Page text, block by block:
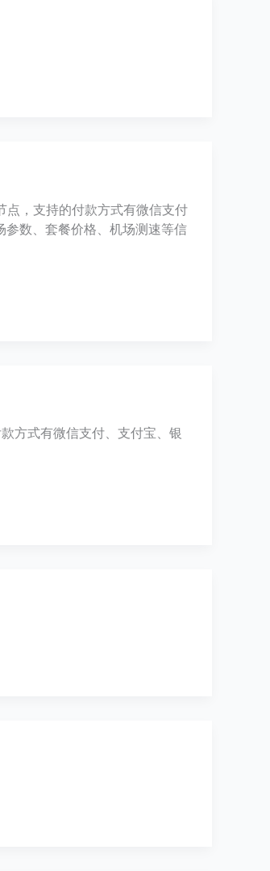
，支持的付款方式有微信支付
数、套餐价格、机场测速等信
方式有微信支付、支付宝、银